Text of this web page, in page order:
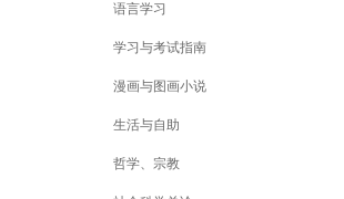
语言学习
学习与考试指南
漫画与图画小说
生活与自助
哲学、宗教